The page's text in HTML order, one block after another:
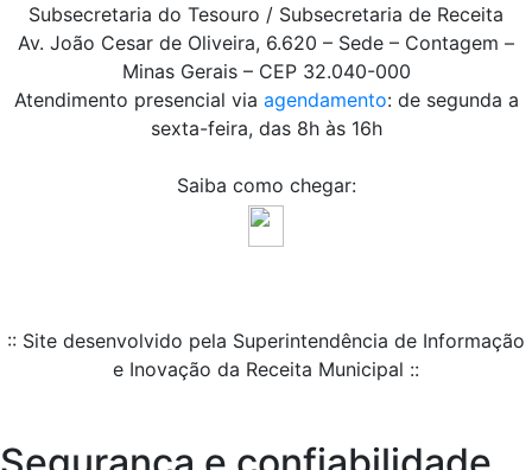
Subsecretaria do Tesouro / Subsecretaria de Receita
Av. João Cesar de Oliveira, 6.620 – Sede – Contagem –
Minas Gerais – CEP 32.040-000
Atendimento presencial via agendamento: de segunda a
sexta-feira, das 8h às 16h
Saiba como chegar:
:: Site desenvolvido pela Superintendência de Informação
e Inovação da Receita Municipal ::